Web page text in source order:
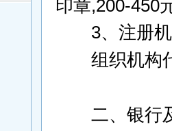
印章,200-450
3、注册
组织机构
二、银行及